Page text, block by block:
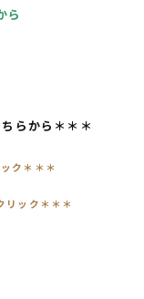
ら
らから＊＊＊
ク＊＊＊
リック＊＊＊